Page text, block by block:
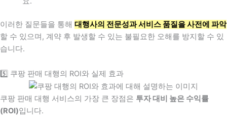
이러한 질문들을 통해 대행사의 전문성과 서비스 품질을 사전에 파악
할 수 있으며, 계약 후 발생할 수 있는 불필요한 오해를 방지할 수 있
습니다.
5️⃣ 쿠팡 판매 대행의 ROI와 실제 효과
쿠팡 판매 대행 서비스의 가장 큰 장점은 투자 대비 높은 수익률
(ROI)입니다.